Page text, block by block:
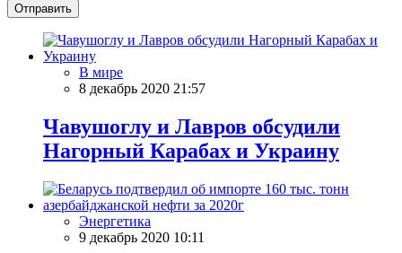
Отправить
В мире
8 декабрь 2020 21:57
Чавушоглу и Лавров обсудили
Нагорный Карабах и Украину
Энергетика
9 декабрь 2020 10:11